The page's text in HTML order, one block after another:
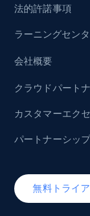
法的許諾事項
ラーニングセン
会社概要
無料トライ
クラウドパート
カスタマーエク
パートナーシッ